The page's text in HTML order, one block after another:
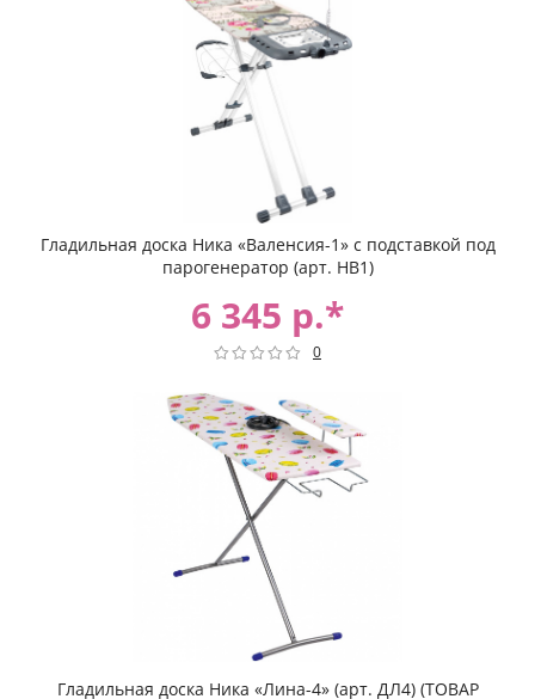
Гладильная доска Ника «Валенсия-1» c подставкой под
парогенератор (арт. НВ1)
6 345 р.*
0
Гладильная доска Ника «Лина-4» (арт. ДЛ4) (ТОВАР